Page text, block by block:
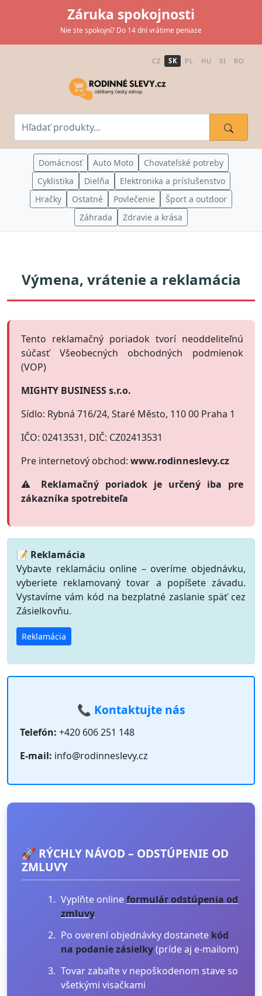
Záruka spokojnosti
Nie ste spokojní? Do 14 dní vrátime peniaze
CZ SK PL HU SI RO
Domácnosť Auto Moto
Chovateľské potreby
Cyklistika
Dielňa
Elektronika a príslušenstvo
Hračky
Ostatné Povlečenie
Šport a outdoor
Záhrada
Zdravie a krása
Výmena, vrátenie a reklamácia
Tento reklamačný poriadok tvorí neoddeliteľnú
súčasť Všeobecných obchodných podmienok
(VOP)
MIGHTY BUSINESS s.r.o.
Sídlo: Rybná 716/24, Staré Město, 110 00 Praha 1
IČO: 02413531, DIČ: CZ02413531
Pre internetový obchod: www.rodinneslevy.cz
⚠️ Reklamačný poriadok je určený iba pre
zákazníka spotrebiteľa
📝 Reklamácia
Vybavte reklamáciu online – overíme objednávku,
vyberiete reklamovaný tovar a popíšete závadu.
Vystavíme vám kód na bezplatné zaslanie späť cez
Zásielkovňu.
Reklamácia
📞 Kontaktujte nás
Telefón: +420 606 251 148
E-mail: info@rodinneslevy.cz
🚀 RÝCHLY NÁVOD – ODSTÚPENIE OD
ZMLUVY
Vyplňte onlineformulár odstúpenia od
zmluvy
Po overení objednávky dostanete kód
na podanie zásielky(príde aj e-mailom)
Tovar zabaľte v nepoškodenom stave so
všetkými visačkami